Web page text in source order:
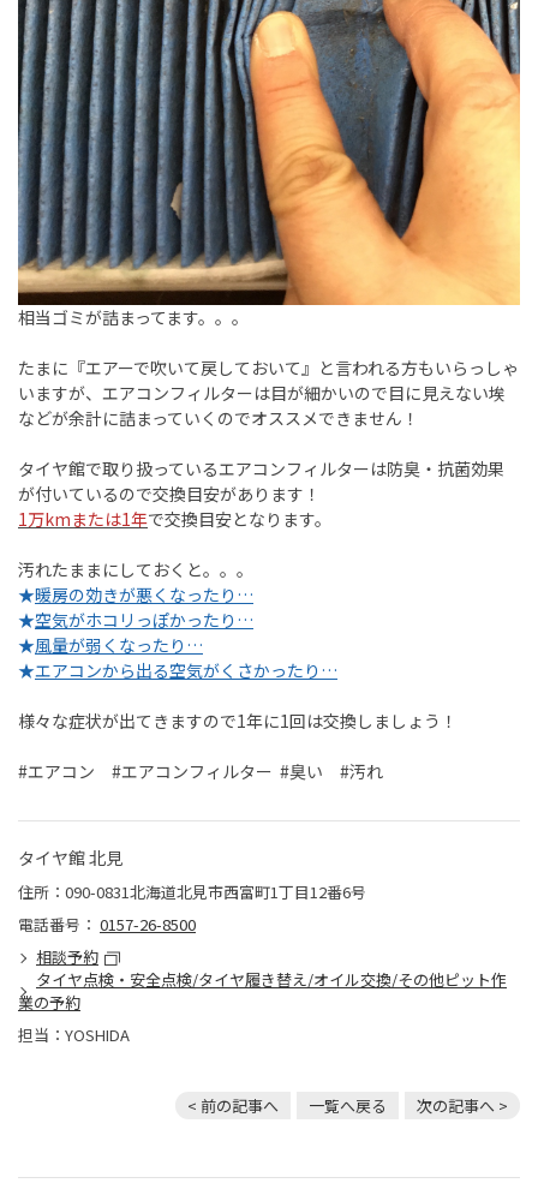
相当ゴミが詰まってます。。。
たまに『エアーで吹いて戻しておいて』と言われる方もいらっしゃ
いますが、エアコンフィルターは目が細かいので目に見えない埃
などが余計に詰まっていくのでオススメできません！
タイヤ館で取り扱っているエアコンフィルターは防臭・抗菌効果
が付いているので交換目安があります！
1万kmまたは1年で交換目安となります。
汚れたままにしておくと。。。
★暖房の効きが悪くなったり…
★空気がホコリっぽかったり…
★風量が弱くなったり…
★エアコンから出る空気がくさかったり…
様々な症状が出てきますので1年に1回は交換しましょう！
#エアコン #エアコンフィルター #臭い #汚れ
タイヤ館 北見
住所：090-0831北海道北見市西富町1丁目12番6号
電話番号： 0157-26-8500
相談予約
タイヤ点検・安全点検/タイヤ履き替え/オイル交換/その他ピット作
業の予約
担当：YOSHIDA
< 前の記事へ 一覧へ戻る 次の記事へ >